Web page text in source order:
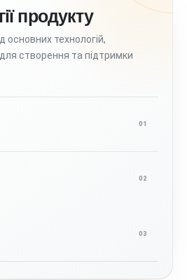
продукту
основних технологій,
створення та підтримки
01
02
03